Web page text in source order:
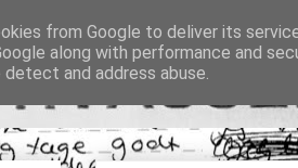
from Google to deliver its
along with performance and
and address abuse.